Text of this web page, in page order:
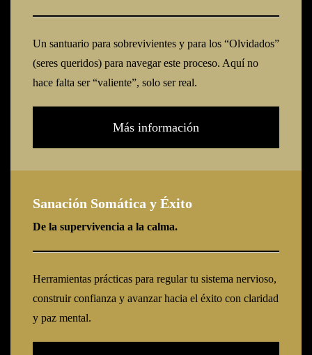
Un santuario para sobrevivientes y para los “Olvidados”
(seres queridos) para navegar este proceso. Aquí no
hace falta ser “valiente”, solo ser real.
Más información
Sanación Somática y Éxito
De la supervivencia a la calma.
Herramientas prácticas para regular tu sistema nervioso,
construir confianza y avanzar hacia el éxito con claridad
y paz mental.